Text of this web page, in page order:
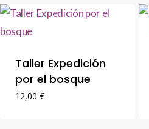
Taller Expedición
por el bosque
12,00 €